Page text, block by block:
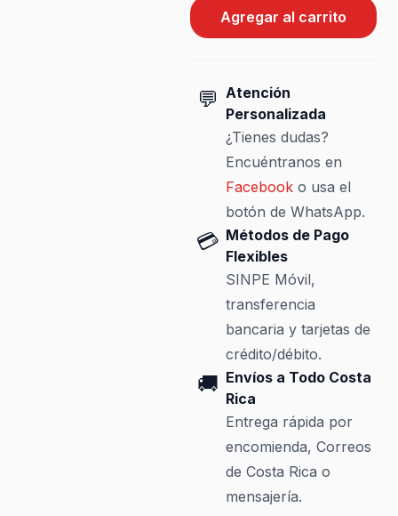
Agregar al carrito
💬 Atención
Personalizada
¿Tienes dudas?
Encuéntranos en
Facebooko usa el
botón de WhatsApp.
💳 Métodos de Pago
Flexibles
SINPE Móvil,
transferencia
bancaria y tarjetas de
crédito/débito.
🚚 Envíos a Todo Costa
Rica
Entrega rápida por
encomienda, Correos
de Costa Rica o
mensajería.